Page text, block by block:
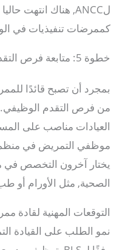
كممرضات تنفيذيات في
خطوة 5: متابعة فرص التقدم الوظيفي
بمجرد أن تصبح قائدًا
من فرص التقدم
العيادات مناصب على
يختار آخرون التخصص في
الصحية, مثل الأورام أو
التوقعات المهنية لقادة
نمو الطلب على القيادة